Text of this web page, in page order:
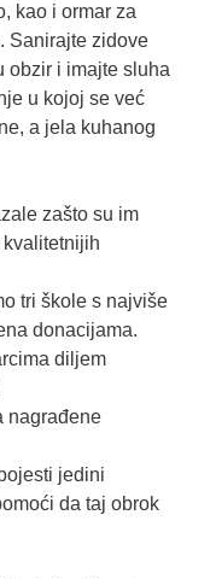
kao i ormar za
Sanirajte zidove
obzir i imajte sluha
u kojoj se već
a jela kuhanog
zašto su im
tri škole s najviše
donacijama.
diljem
nagrađene
jedini
da taj obrok